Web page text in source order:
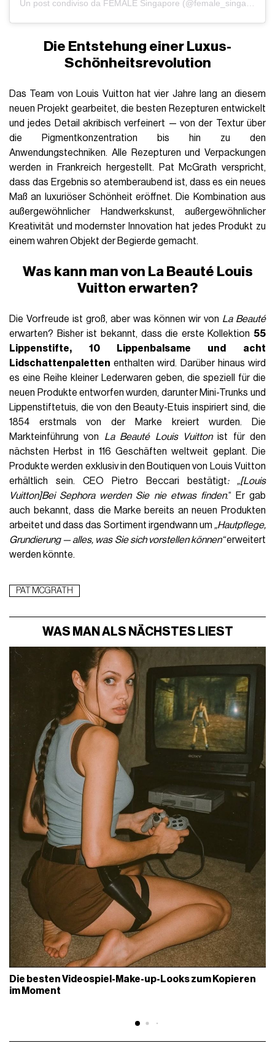
Die Entstehung einer Luxus-
Schönheitsrevolution
Das Team von Louis Vuitton hat vier Jahre lang an diesem
neuen Projekt gearbeitet, die besten Rezepturen entwickelt
und jedes Detail akribisch verfeinert — von der Textur über
die Pigmentkonzentration bis hin zu den
Anwendungstechniken. Alle Rezepturen und Verpackungen
werden in Frankreich hergestellt. Pat McGrath verspricht,
dass das Ergebnis so atemberaubend ist, dass es ein neues
Maß an luxuriöser Schönheit eröffnet. Die Kombination aus
außergewöhnlicher Handwerkskunst, außergewöhnlicher
Kreativität und modernster Innovation hat jedes Produkt zu
einem wahren Objekt der Begierde gemacht.
Was kann man von La Beauté Louis
Vuitton erwarten?
Die Vorfreude ist groß, aber was können wir von La Beauté
erwarten? Bisher ist bekannt, dass die erste Kollektion 55
Lippenstifte, 10 Lippenbalsame und acht
Lidschattenpaletten enthalten wird. Darüber hinaus wird
es eine Reihe kleiner Lederwaren geben, die speziell für die
neuen Produkte entworfen wurden, darunter Mini-Trunks und
Lippenstiftetuis, die von den Beauty-Etuis inspiriert sind, die
1854 erstmals von der Marke kreiert wurden. Die
Markteinführung von La Beauté Louis Vuittonist für den
nächsten Herbst in 116 Geschäften weltweit geplant. Die
Produkte werden exklusiv in den Boutiquen von Louis Vuitton
erhältlich sein. CEO Pietro Beccari bestätigt: „[Louis
Vuitton]Bei Sephora werden Sie nie etwas finden.“ Er gab
auch bekannt, dass die Marke bereits an neuen Produkten
arbeitet und dass das Sortiment irgendwann um „Hautpflege,
Grundierung — alles, was Sie sich vorstellen können“erweitert
werden könnte.
PAT MCGRATH
WAS MAN ALS NÄCHSTES LIEST
Die besten Videospiel-Make-up-Looks zum Kopieren
im Moment